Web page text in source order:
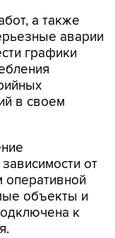
графики
в своем
объекты и
к